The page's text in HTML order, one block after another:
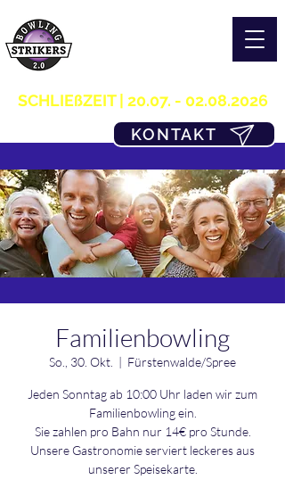
SCHLIEßZEIT | 20.07. - 02.08.2026
KONTAKT
Familienbowling
So., 30. Okt.
  |
Fürstenwalde/Spree
Jeden Sonntag ab 10:00 Uhr laden wir zum
Familienbowling ein.
Sie zahlen pro Bahn nur 14€ pro Stunde.
Unsere Gastronomie serviert leckeres aus
unserer Speisekarte.